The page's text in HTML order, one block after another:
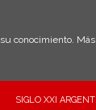
conocimiento.
SIGLO XXI